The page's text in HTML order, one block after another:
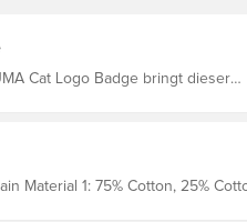
Cat Logo Badge bringt dieser
Lange Ärmel PUMA Branding-
1: 75% Cotton, 25% Cotton